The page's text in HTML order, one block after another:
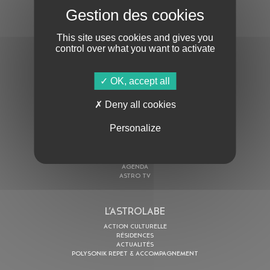
S'ABONNER À LA NEWSLETTER
En cochant cette case, j’accepte la Politique de confidentialité
AGENDA
ASTRO TV
L’ASTROLABE
ACTION CULTURELLE
RÉSIDENCES
ACTUALITÉS
POLYSONIK REPET & ACCOMPAGNEMENT
This site uses cookies and gives you
control over what you want to activate
OK, accept all
Deny all cookies
Personalize